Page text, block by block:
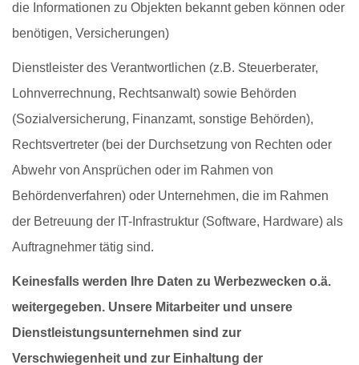
die Informationen zu Objekten bekannt geben können oder
benötigen, Versicherungen)
Dienstleister des Verantwortlichen (z.B. Steuerberater,
Lohnverrechnung, Rechtsanwalt) sowie Behörden
(Sozialversicherung, Finanzamt, sonstige Behörden),
Rechtsvertreter (bei der Durchsetzung von Rechten oder
Abwehr von Ansprüchen oder im Rahmen von
Behördenverfahren) oder Unternehmen, die im Rahmen
der Betreuung der IT-Infrastruktur (Software, Hardware) als
Auftragnehmer tätig sind.
Keinesfalls werden Ihre Daten zu Werbezwecken o.ä.
weitergegeben. Unsere Mitarbeiter und unsere
Dienstleistungsunternehmen sind zur
Verschwiegenheit und zur Einhaltung der